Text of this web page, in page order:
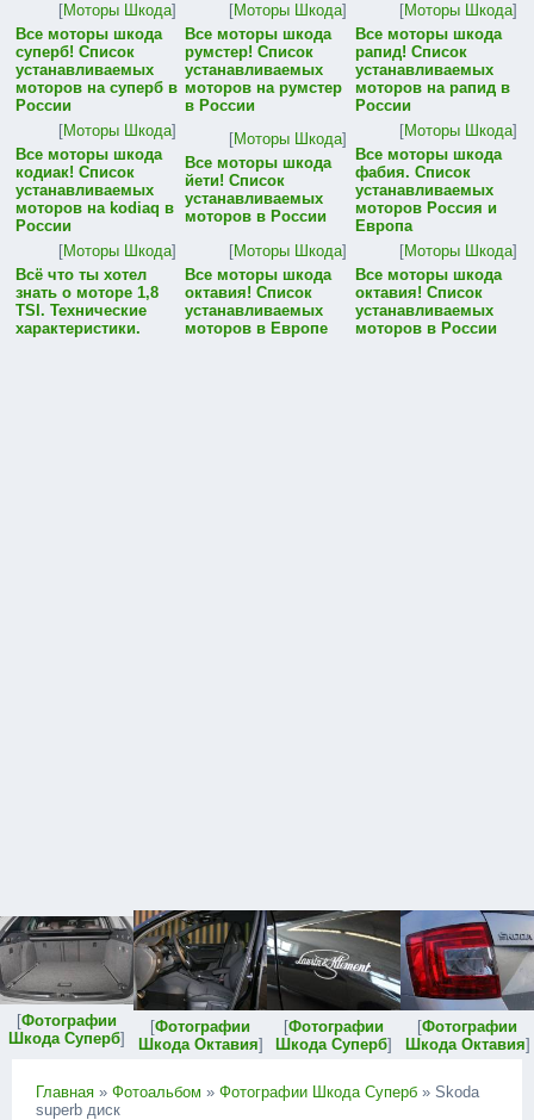
[Моторы Шкода]
Все моторы шкода
суперб! Список
устанавливаемых
моторов на суперб в
России
[Моторы Шкода]
Все моторы шкода
румстер! Список
устанавливаемых
моторов на румстер
в России
[Моторы Шкода]
Все моторы шкода
рапид! Список
устанавливаемых
моторов на рапид в
России
[Моторы Шкода]
Все моторы шкода
кодиак! Список
устанавливаемых
моторов на kodiaq в
России
[Моторы Шкода]
Все моторы шкода
йети! Список
устанавливаемых
моторов в России
[Моторы Шкода]
Все моторы шкода
фабия. Список
устанавливаемых
моторов Россия и
Европа
[Моторы Шкода]
Всё что ты хотел
знать о моторе 1,8
TSI. Технические
характеристики.
[Моторы Шкода]
Все моторы шкода
октавия! Список
устанавливаемых
моторов в Европе
[Моторы Шкода]
Все моторы шкода
октавия! Список
устанавливаемых
моторов в России
[Фотографии
Шкода Суперб]
[Фотографии
Шкода Октавия]
[Фотографии
Шкода Суперб]
[Фотографии
Шкода Октавия]
Главная » Фотоальбом » Фотографии Шкода Суперб » Skoda
superb диск